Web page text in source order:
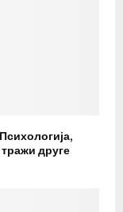
друге